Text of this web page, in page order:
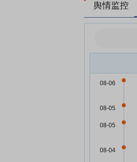
舆情监控
08-06
08-05
08-05
08-04